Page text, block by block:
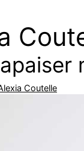
Coutelle